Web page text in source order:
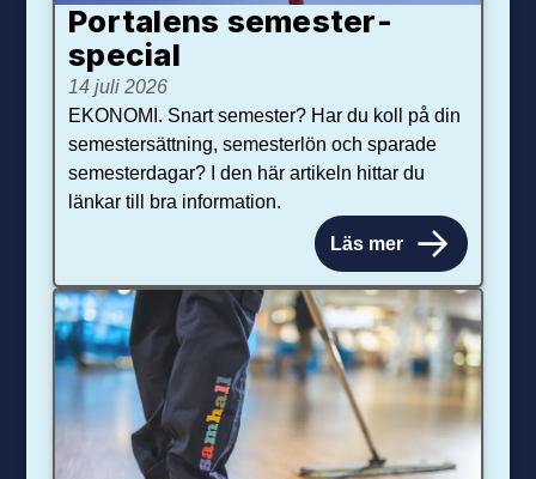
Portalens semester­
special
14 juli 2026
EKONOMI. Snart semester? Har du koll på din
semestersättning, semesterlön och sparade
semesterdagar? I den här artikeln hittar du
länkar till bra information.
Läs mer